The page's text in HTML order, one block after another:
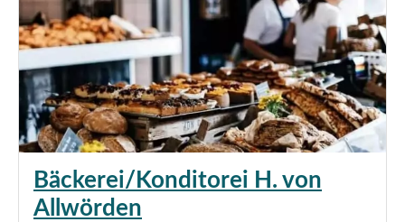
Bäckerei/Konditorei H. von
Allwörden